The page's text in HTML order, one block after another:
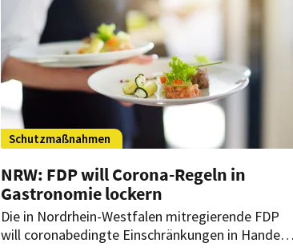
Schutzmaßnahmen
NRW: FDP will Corona-Regeln in
Gastronomie lockern
Die in Nordrhein-Westfalen mitregierende FDP
will coronabedingte Einschränkungen in Handel